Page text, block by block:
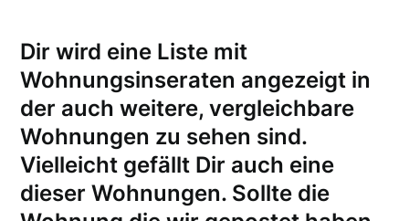
Dir wird eine Liste mit
Wohnungsinseraten angezeigt in
der auch weitere, vergleichbare
Wohnungen zu sehen sind.
Vielleicht gefällt Dir auch eine
dieser Wohnungen. Sollte die